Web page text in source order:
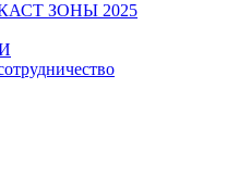
ЗОНЫ 2025